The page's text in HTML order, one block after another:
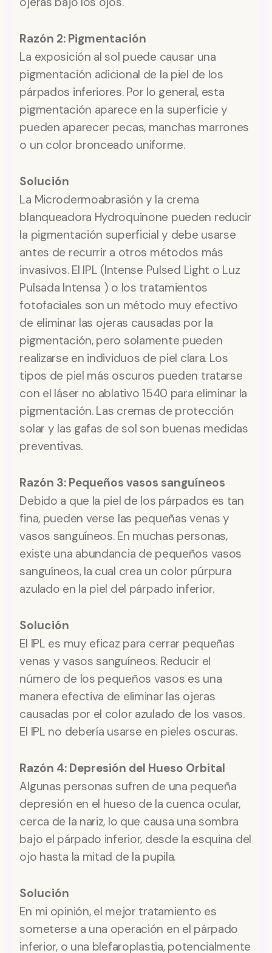
Razón 2: Pigmentación
La exposición al sol puede causar una
pigmentación adicional de la piel de los
párpados inferiores. Por lo general, esta
pigmentación aparece en la superficie y
pueden aparecer pecas, manchas marrones
o un color bronceado uniforme.
Solución
La Microdermoabrasión y la crema
blanqueadora Hydroquinone pueden reducir
la pigmentación superficial y debe usarse
antes de recurrir a otros métodos más
invasivos. El IPL (Intense Pulsed Light o Luz
Pulsada Intensa ) o los tratamientos
fotofaciales son un método muy efectivo
de eliminar las ojeras causadas por la
pigmentación, pero solamente pueden
realizarse en individuos de piel clara. Los
tipos de piel más oscuros pueden tratarse
con el láser no ablativo 1540 para eliminar la
pigmentación. Las cremas de protección
solar y las gafas de sol son buenas medidas
preventivas.
Razón 3: Pequeños vasos sanguíneos
Debido a que la piel de los párpados es tan
fina, pueden verse las pequeñas venas y
vasos sanguíneos. En muchas personas,
existe una abundancia de pequeños vasos
sanguíneos, la cual crea un color púrpura
azulado en la piel del párpado inferior.
Solución
El IPL es muy eficaz para cerrar pequeñas
venas y vasos sanguíneos. Reducir el
número de los pequeños vasos es una
manera efectiva de eliminar las ojeras
causadas por el color azulado de los vasos.
El IPL no debería usarse en pieles oscuras.
Razón 4: Depresión del Hueso Orbital
Algunas personas sufren de una pequeña
depresión en el hueso de la cuenca ocular,
cerca de la nariz, lo que causa una sombra
bajo el párpado inferior, desde la esquina del
ojo hasta la mitad de la pupila.
Solución
En mi opinión, el mejor tratamiento es
someterse a una operación en el párpado
inferior, o una blefaroplastia, potencialmente